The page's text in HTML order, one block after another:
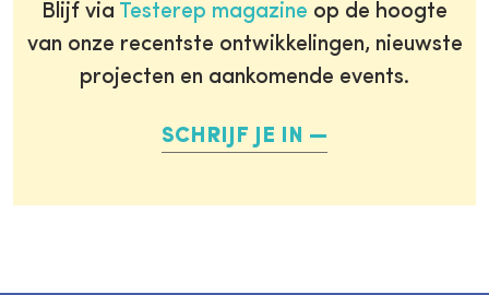
Blijf via Testerep magazine op de hoogte
van onze recentste ontwikkelingen, nieuwste
projecten en aankomende events.
SCHRIJF JE IN